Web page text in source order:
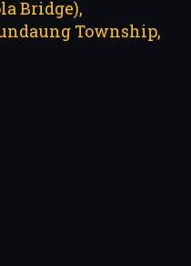
Bridge),
Township,